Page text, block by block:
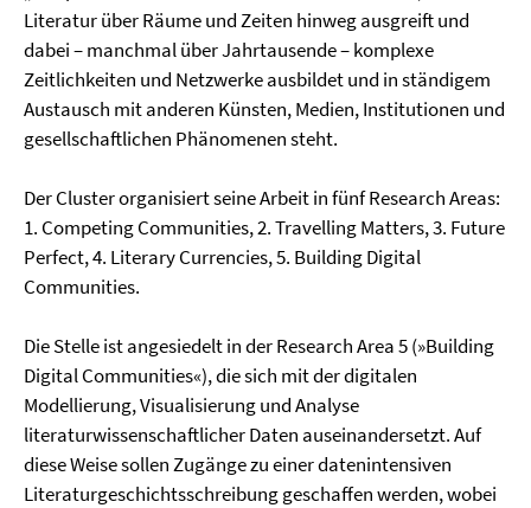
Literatur über Räume und Zeiten hinweg ausgreift und
dabei – manchmal über Jahrtausende – komplexe
Zeitlichkeiten und Netzwerke ausbildet und in ständigem
Austausch mit anderen Künsten, Medien, Institutionen und
gesellschaftlichen Phänomenen steht.
Der Cluster organisiert seine Arbeit in fünf Research Areas:
1. Competing Communities, 2. Travelling Matters, 3. Future
Perfect, 4. Literary Currencies, 5. Building Digital
Communities.
Die Stelle ist angesiedelt in der Research Area 5 (»Building
Digital Communities«), die sich mit der digitalen
Modellierung, Visualisierung und Analyse
literaturwissenschaftlicher Daten auseinandersetzt. Auf
diese Weise sollen Zugänge zu einer datenintensiven
Literaturgeschichtsschreibung geschaffen werden, wobei